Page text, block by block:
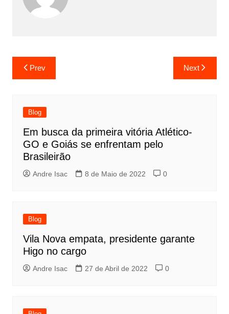
Prev Next
Blog
Em busca da primeira vitória Atlético-
GO e Goiás se enfrentam pelo
Brasileirão
Andre Isac 8 de Maio de 2022 0
Blog
Vila Nova empata, presidente garante
Higo no cargo
Andre Isac 27 de Abril de 2022 0